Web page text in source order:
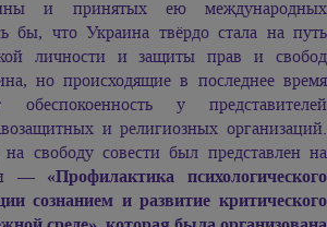
и принятых ею международных
бы, что Украина твёрдо стала на путь
личности и защиты прав и свобод
но происходящие в последнее время
у представителей
и религиозных организаций.
свободу совести был представлен на
— «Профилактика психологического
сознанием и развитие критического